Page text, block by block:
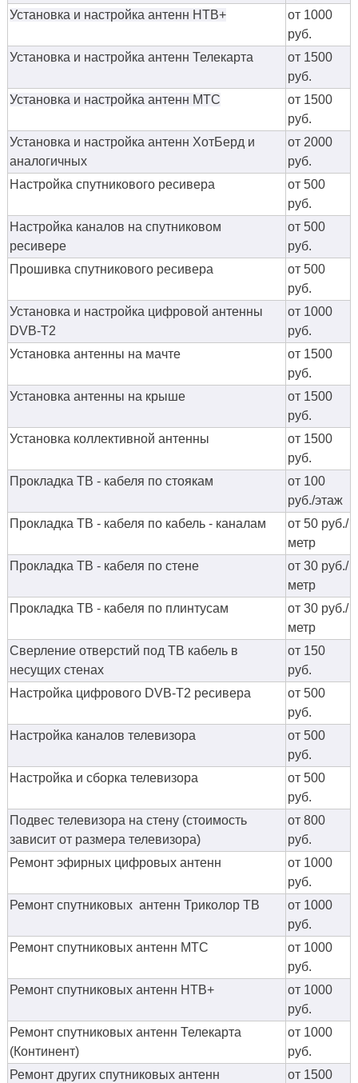
Установка и настройка антенн НТВ+
от 1000
руб.
Установка и настройка антенн Телекарта
от 1500
руб.
Установка и настройка антенн МТС
от 1500
руб.
Установка и настройка антенн ХотБерд и
аналогичных
от 2000
руб.
Настройка спутникового ресивера
от 500
руб.
Настройка каналов на спутниковом
ресивере
от 500
руб.
Прошивка спутникового ресивера
от 500
руб.
Установка и настройка цифровой антенны
DVB-T2
от 1000
руб.
Установка антенны на мачте
от 1500
руб.
Установка антенны на крыше
от 1500
руб.
Установка коллективной антенны
от 1500
руб.
Прокладка ТВ - кабеля по стоякам
от 100
руб./этаж
Прокладка ТВ - кабеля по кабель - каналам
от 50 руб./
метр
Прокладка ТВ - кабеля по стене
от 30 руб./
метр
Прокладка ТВ - кабеля по плинтусам
от 30 руб./
метр
Сверление отверстий под ТВ кабель в
несущих стенах
от 150
руб.
Настройка цифрового DVB-T2 ресивера
от 500
руб.
Настройка каналов телевизора
от 500
руб.
Настройка и сборка телевизора
от 500
руб.
Подвес телевизора на стену (стоимость
зависит от размера телевизора)
от 800
руб.
Ремонт эфирных цифровых антенн
от 1000
руб.
Ремонт спутниковых антенн Триколор ТВ
от 1000
руб.
Ремонт спутниковых антенн МТС
от 1000
руб.
Ремонт спутниковых антенн НТВ+
от 1000
руб.
Ремонт спутниковых антенн Телекарта
(Континент)
от 1000
руб.
Ремонт других спутниковых антенн
от 1500